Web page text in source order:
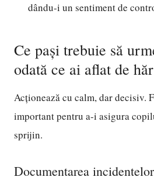
dându-i un sentiment de
Ce pași trebuie să
odată ce ai aflat de
Acționează cu calm, dar decisiv.
important pentru a-i asigura
sprijin.
Documentarea incidentelor